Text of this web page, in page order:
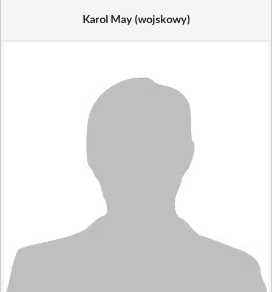
Karol May (wojskowy)